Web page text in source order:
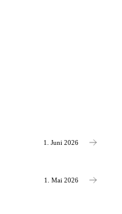
1. Juni 2026
1. Mai 2026